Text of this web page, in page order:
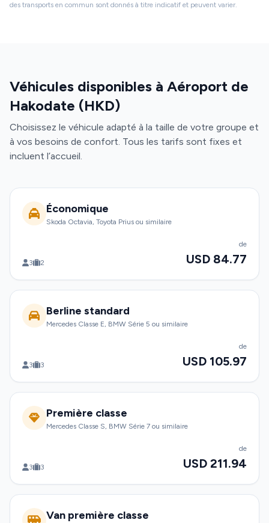
des transports en commun sont donnés à titre indicatif et peuvent varier.
Véhicules disponibles à Aéroport de
Hakodate (HKD)
Choisissez le véhicule adapté à la taille de votre groupe et
à vos besoins de confort. Tous les tarifs sont fixes et
incluent l’accueil.
Économique
Skoda Octavia, Toyota Prius ou similaire
3 2
de
USD 84.77
Berline standard
Mercedes Classe E, BMW Série 5 ou similaire
3 3
de
USD 105.97
Première classe
Mercedes Classe S, BMW Série 7 ou similaire
3 3
de
USD 211.94
Van première classe